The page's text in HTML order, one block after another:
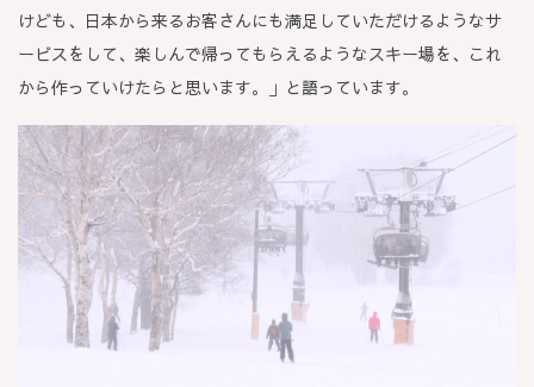
けども、日本から来るお客さんにも満足していただけるようなサ
ービスをして、楽しんで帰ってもらえるようなスキー場を、これ
から作っていけたらと思います。」と語っています。